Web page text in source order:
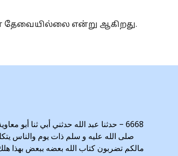
தேவையில்லை என்று ஆகிறது.
6668 – حدثنا عبد الله حدثني أبي ثنا
صلى الله عليه و سلم ذات يوم والناس
مالكم تضربون كتاب الله بعضه ببعض بهذا